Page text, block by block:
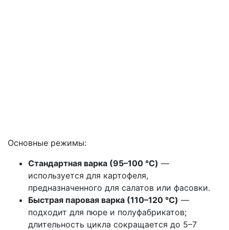
Основные режимы:
Стандартная варка (95–100 °C) —
используется для картофеля,
предназначенного для салатов или фасовки.
Быстрая паровая варка (110–120 °C) —
подходит для пюре и полуфабрикатов;
длительность цикла сокращается до 5–7